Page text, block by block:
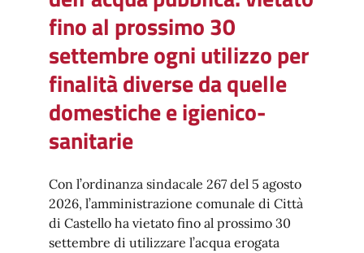
fino al prossimo 30
settembre ogni utilizzo per
finalità diverse da quelle
domestiche e igienico-
sanitarie
Con l’ordinanza sindacale 267 del 5 agosto
2026, l’amministrazione comunale di Città
di Castello ha vietato fino al prossimo 30
settembre di utilizzare l’acqua erogata